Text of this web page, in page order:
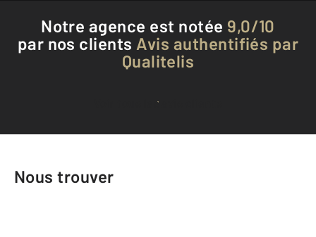
Notre agence est notée 9,0/10
par nos clients Avis authentifiés par
Qualitelis
Voir tous les avis clients
Nous trouver